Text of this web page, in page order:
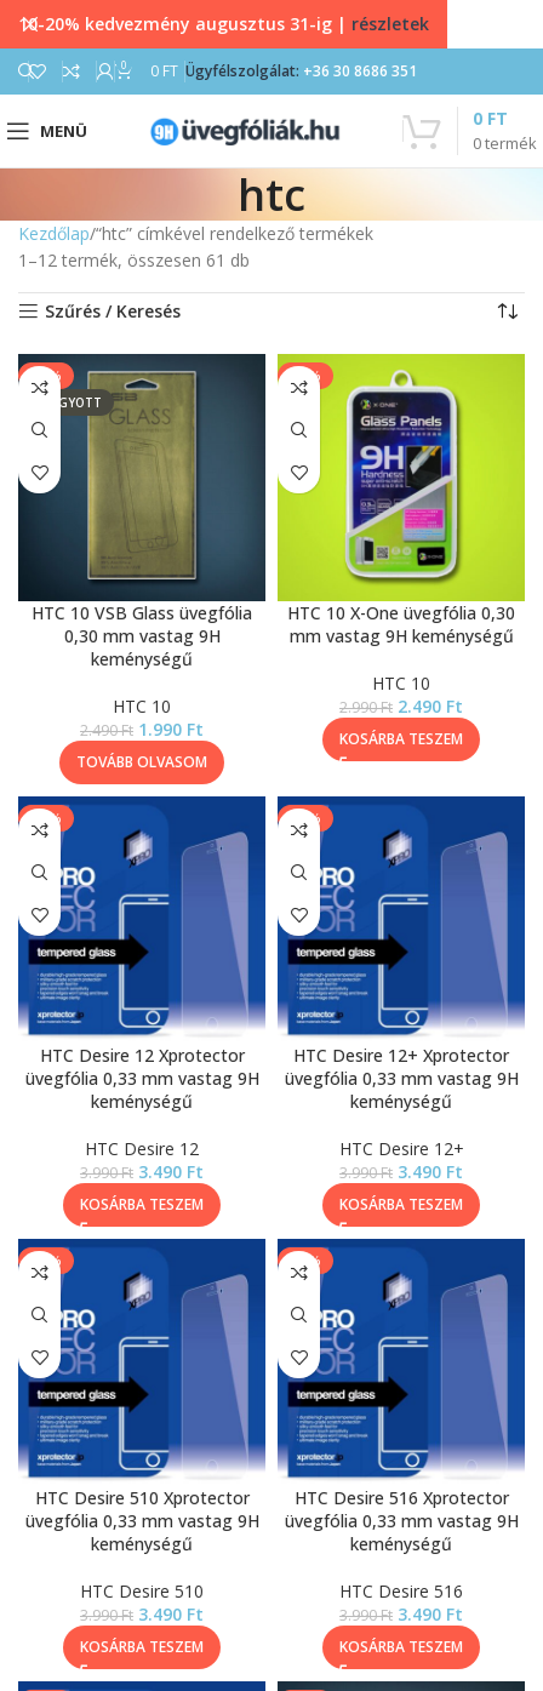
0 0 FT Ügyfélszolgálat: +36 30 8686 351
MENÜ
0termék
0 FT
htc
Kezdőlap “htc” címkével rendelkező termékek
1–12 termék, összesen 61 db
Szűrés / Keresés
-20%
ELFOGYOTT
HTC 10 VSB Glass üvegfólia
0,30 mm vastag 9H
keménységű
HTC 10
2.490Ft 1.990 Ft
TOVÁBB OLVASOM
-17%
HTC 10 X-One üvegfólia 0,30
mm vastag 9H keménységű
HTC 10
2.990Ft 2.490 Ft
KOSÁRBA TESZEM
-13%
HTC Desire 12 Xprotector
üvegfólia 0,33 mm vastag 9H
keménységű
HTC Desire 12
3.990Ft 3.490 Ft
KOSÁRBA TESZEM
-13%
HTC Desire 12+ Xprotector
üvegfólia 0,33 mm vastag 9H
keménységű
HTC Desire 12+
3.990Ft 3.490 Ft
KOSÁRBA TESZEM
-13%
HTC Desire 510 Xprotector
üvegfólia 0,33 mm vastag 9H
keménységű
HTC Desire 510
3.990Ft 3.490 Ft
KOSÁRBA TESZEM
-13%
HTC Desire 516 Xprotector
üvegfólia 0,33 mm vastag 9H
keménységű
HTC Desire 516
3.990Ft 3.490 Ft
KOSÁRBA TESZEM
10-20% kedvezmény augusztus 31-ig | részletek